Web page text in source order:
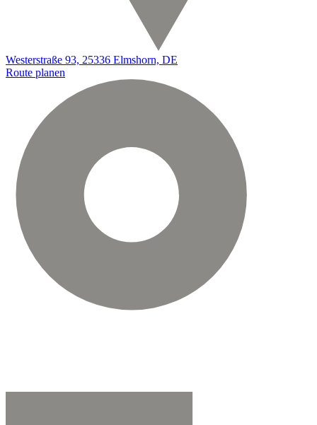
Westerstraße 93, 25336 Elmshorn, DE
Route planen